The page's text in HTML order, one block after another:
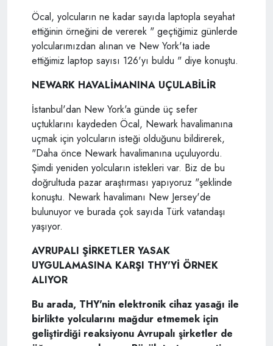
Öcal, yolcuların ne kadar sayıda laptopla seyahat
ettiğinin örneğini de vererek " geçtiğimiz günlerde
yolcularımızdan alınan ve New York'ta iade
ettiğimiz laptop sayısı 126'yı buldu " diye konuştu.
NEWARK HAVALİMANINA UÇULABİLİR
İstanbul'dan New York'a günde üç sefer
uçtuklarını kaydeden Öcal, Newark havalimanına
uçmak için yolcuların isteği olduğunu bildirerek,
"Daha önce Newark havalimanına uçuluyordu.
Şimdi yeniden yolcuların istekleri var. Biz de bu
doğrultuda pazar araştırması yapıyoruz "şeklinde
konuştu. Newark havalimanı New Jersey'de
bulunuyor ve burada çok sayıda Türk vatandaşı
yaşıyor.
AVRUPALI ŞİRKETLER YASAK
UYGULAMASINA KARŞI THY'Yİ ÖRNEK
ALIYOR
Bu arada, THY'nin elektronik cihaz yasağı ile
birlikte yolcularını mağdur etmemek için
geliştirdiği reaksiyonu Avrupalı şirketler de